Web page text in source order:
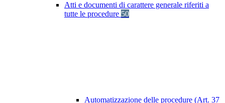
Atti e documenti di carattere generale riferiti a
tutte le procedure 50
Automatizzazione delle procedure (Art. 37